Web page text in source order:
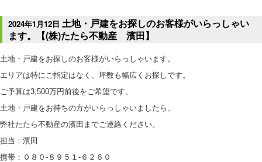
2024年1月12日 土地・戸建をお探しのお客様がいらっしゃい
ます。【(株)たたら不動産 濱田】
土地・戸建をお探しのお客様がいらっしゃいます。
エリアは特にご指定はなく、坪数も幅広くお探しです。
ご予算は3,500万円前後をご希望です。
土地・戸建をお持ちの方がいらっしゃいましたら、
弊社たたら不動産の濱田までご連絡ください。
担当：濱田
携帯：０８０-８９５１-６２６０